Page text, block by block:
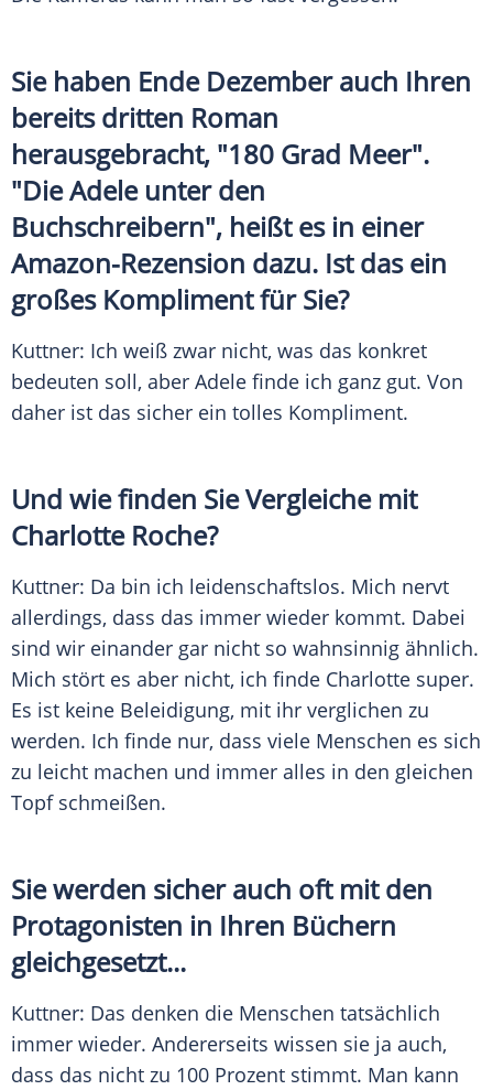
Sie haben Ende Dezember auch Ihren
bereits dritten Roman
herausgebracht, "180 Grad Meer".
"DieAdeleunter den
Buchschreibern", heißt es in einer
Amazon-Rezension dazu. Ist das ein
großes Kompliment für Sie?
Kuttner: Ich weiß zwar nicht, was das konkret
bedeuten soll, aber Adele finde ich ganz gut. Von
daher ist das sicher ein tolles Kompliment.
Und wie finden Sie Vergleiche mit
Charlotte Roche?
Kuttner: Da bin ich leidenschaftslos. Mich nervt
allerdings, dass das immer wieder kommt. Dabei
sind wir einander gar nicht so wahnsinnig ähnlich.
Mich stört es aber nicht, ich finde Charlotte super.
Es ist keine Beleidigung, mit ihr verglichen zu
werden. Ich finde nur, dass viele Menschen es sich
zu leicht machen und immer alles in den gleichen
Topf schmeißen.
Sie werden sicher auch oft mit den
Protagonisten in Ihren Büchern
gleichgesetzt...
Kuttner: Das denken die Menschen tatsächlich
immer wieder. Andererseits wissen sie ja auch,
dass das nicht zu 100 Prozent stimmt. Man kann